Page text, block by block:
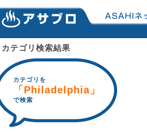
カテゴリ検索結果
カテゴリを
「Philadelphia」
で検索